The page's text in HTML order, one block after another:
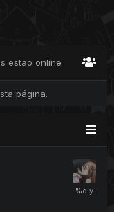
estão online
página.